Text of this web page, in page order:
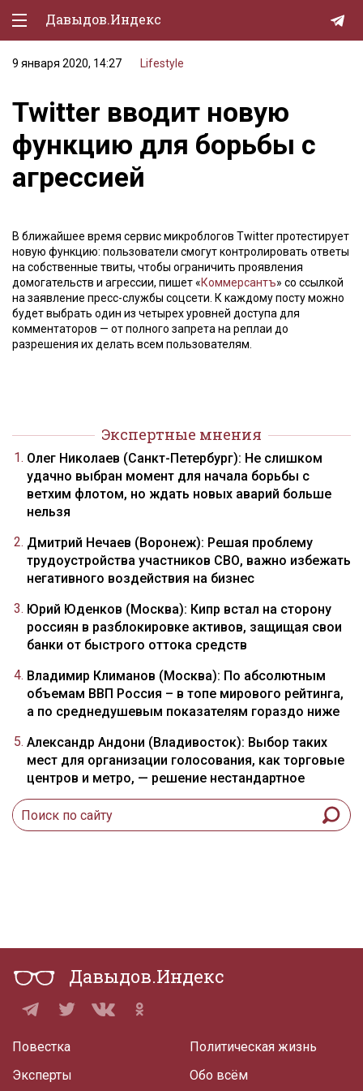
Давыдов.Индекс
Политическая жизнь
Экономика
Природа
Образование
Культура
Lifestyle
Мурзилка
9 января 2020, 14:27 Lifestyle
Twitter вводит новую
функцию для борьбы с
агрессией
В ближайшее время сервис микроблогов Twitter протестирует
новую функцию: пользователи смогут контролировать ответы
на собственные твиты, чтобы ограничить проявления
домогательств и агрессии, пишет «Коммерсантъ» со ссылкой
на заявление пресс-службы соцсети. К каждому посту можно
будет выбрать один из четырех уровней доступа для
комментаторов — от полного запрета на реплаи до
разрешения их делать всем пользователям.
Экспертные мнения
Олег Николаев (Санкт-Петербург): Не слишком
удачно выбран момент для начала борьбы с
ветхим флотом, но ждать новых аварий больше
нельзя
Дмитрий Нечаев (Воронеж): Решая проблему
трудоустройства участников СВО, важно избежать
негативного воздействия на бизнес
Юрий Юденков (Москва): Кипр встал на сторону
россиян в разблокировке активов, защищая свои
банки от быстрого оттока средств
Владимир Климанов (Москва): По абсолютным
объемам ВВП Россия – в топе мирового рейтинга,
а по среднедушевым показателям гораздо ниже
Александр Андони (Владивосток): Выбор таких
мест для организации голосования, как торговые
центров и метро, — решение нестандартное
Давыдов.Индекс
Повестка
Эксперты
Политическая жизнь
Обо всём